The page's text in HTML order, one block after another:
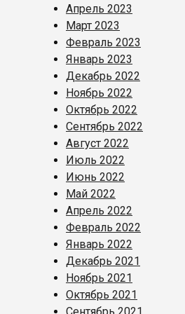
Апрель 2023
Март 2023
Февраль 2023
Январь 2023
Декабрь 2022
Ноябрь 2022
Октябрь 2022
Сентябрь 2022
Август 2022
Июль 2022
Июнь 2022
Май 2022
Апрель 2022
Февраль 2022
Январь 2022
Декабрь 2021
Ноябрь 2021
Октябрь 2021
Сентябрь 2021